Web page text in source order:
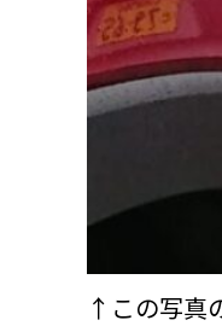
↑この写真